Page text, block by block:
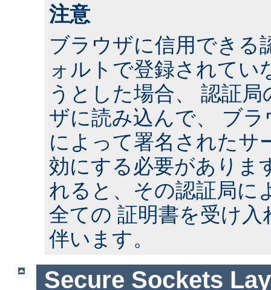
注意
ブラウザに信用できる
ォルトで登録されてい
うとした場合、 認証
ザに読み込んで、 ブ
によって署名されたサ
効にする必要がありま
れると、その認証局に
全ての 証明書を受け
伴います。
Secure Sockets